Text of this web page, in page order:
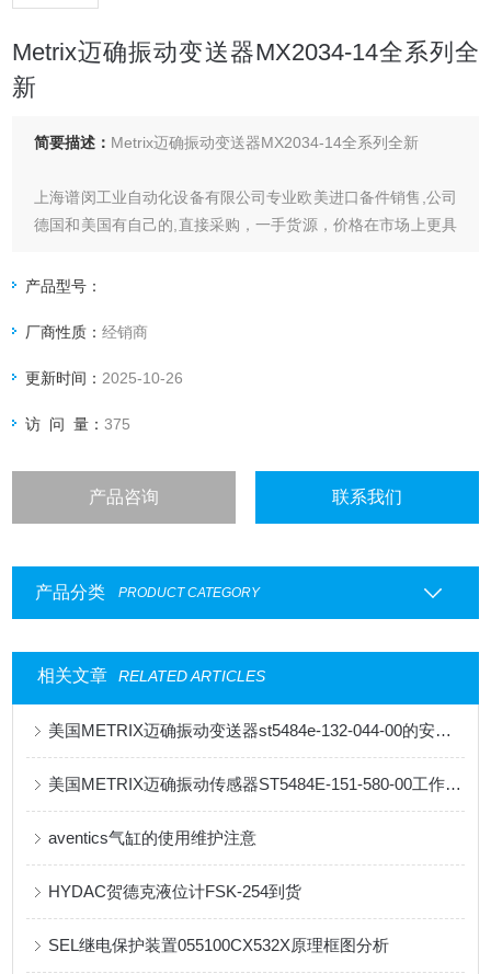
Metrix迈确振动变送器MX2034-14全系列全
新
简要描述： Metrix迈确振动变送器MX2034-14全系列全新
上海谱闵工业自动化设备有限公司专业欧美进口备件销售,公司
德国和美国有自己的,直接采购，一手货源，价格在市场上更具
货给我们提供固定折扣，确保我们给客户惠的价格。
渠道广: 除了现货，我们跟欧洲许多有直接的业务关系，使我
们可以采购到由于保护而不能报价的品。
产品型号：
厂商性质：经销商
更新时间： 2025-10-26
访 问 量：375
产品咨询 联系我们
产品分类 PRODUCT CATEGORY
相关文章 RELATED ARTICLES
美国METRIX迈确振动变送器st5484e-132-044-00的安装与维护
美国METRIX迈确振动传感器ST5484E-151-580-00工作原理
aventics气缸的使用维护注意
HYDAC贺德克液位计FSK-254到货
SEL继电保护装置055100CX532X原理框图分析